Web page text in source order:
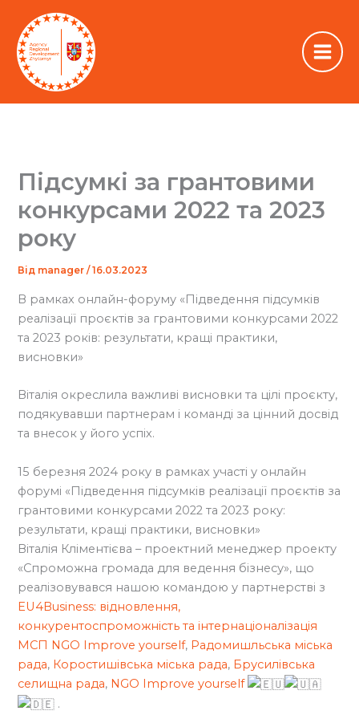
вмісту
Підсумкі за грантовими
конкурсами 2022 та 2023
року
Від manager/16.03.2023
В рамках онлайн-форуму «Підведення підсумків
реалізації проєктів за грантовими конкурсами 2022
та 2023 років: результати, кращі практики,
висновки»
Віталія окреслила важливі висновки та цілі проєкту,
подякувавши партнерам і команді за цінний досвід
та внесок у його успіх.
15 березня 2024 року в рамках участі у онлайн
форумі «Підведення підсумків реалізації проєктів за
грантовими конкурсами 2022 та 2023 року:
результати, кращі практики, висновки»
Віталія Кліментієва – проектний менеджер проекту
«Спроможна громада для ведення бізнесу», що
реалізовувався нашою командою у партнерстві з
EU4Business: відновлення,
конкурентоспроможність та інтернаціоналізація
МСП NGO Improve yourself, Радомишльська міська
рада, Коростишівська міська рада, Брусилівська
селищна рада, NGO Improve yourself
.